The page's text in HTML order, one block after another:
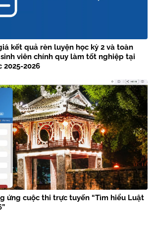
kết quả rèn luyện học kỳ 2 và toàn
viên chính quy làm tốt nghiệp tại
2025-2026
ứng cuộc thi trực tuyến “Tìm hiểu Luật